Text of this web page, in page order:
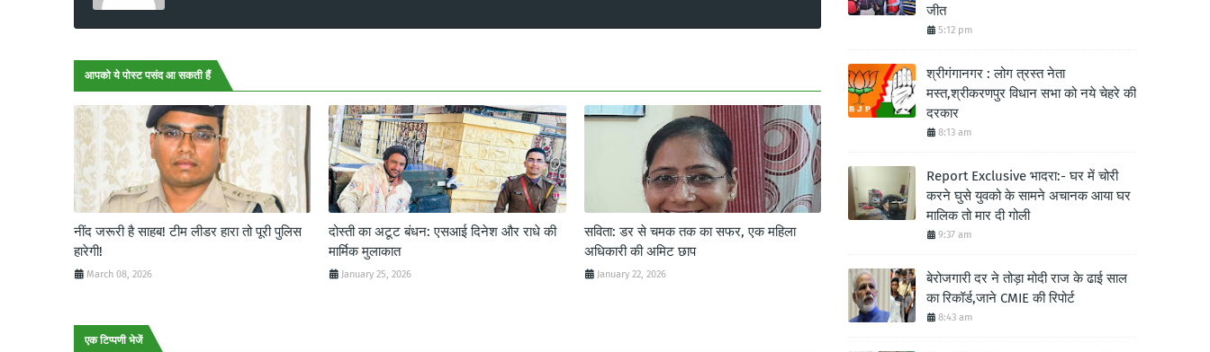
आपको ये पोस्ट पसंद आ सकती हैं
नींद जरूरी है साहब! टीम लीडर हारा तो पूरी पुलिस
हारेगी!
March 08, 2026
दोस्ती का अटूट बंधन: एसआई दिनेश और राधे की
मार्मिक मुलाकात
January 25, 2026
सविता: डर से चमक तक का सफर, एक महिला
अधिकारी की अमिट छाप
January 22, 2026
एक टिप्पणी भेजें
जीत
5:12 pm
श्रीगंगानगर : लोग त्रस्त नेता
मस्त,श्रीकरणपुर विधान सभा को नये चेहरे की
दरकार
8:13 am
Report Exclusive भादरा:- घर में चोरी
करने घुसे युवको के सामने अचानक आया घर
मालिक तो मार दी गोली
9:37 am
बेरोजगारी दर ने तोड़ा मोदी राज के ढाई साल
का रिकॉर्ड,जाने CMIE की रिपोर्ट
8:43 am